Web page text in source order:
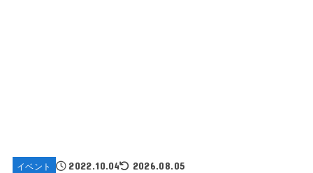
イベント 2022.10.04 2026.08.05